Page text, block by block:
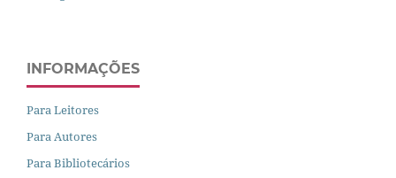
INFORMAÇÕES
Para Leitores
Para Autores
Para Bibliotecários